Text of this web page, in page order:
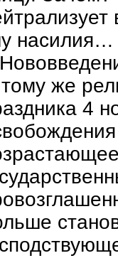
насилия…
же
4